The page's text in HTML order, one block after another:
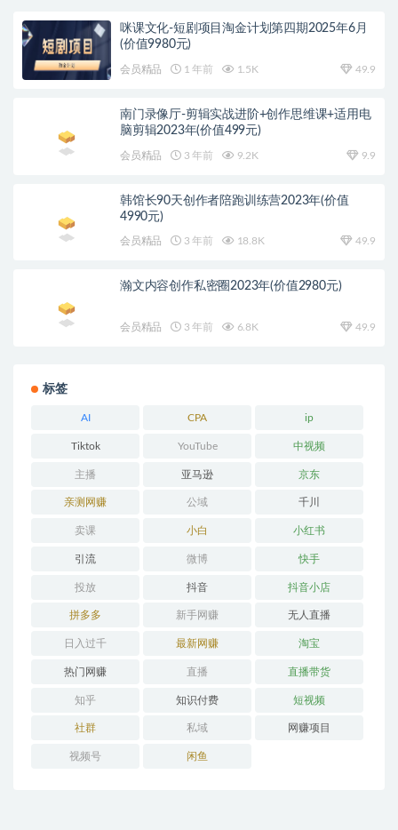
咪课文化-短剧项目淘金计划第四期2025年6月
(价值9980元)
会员精品 1 年前 1.5K 49.9
南门录像厅-剪辑实战进阶+创作思维课+适用电
脑剪辑2023年(价值499元)
会员精品 3 年前 9.2K 9.9
韩馆长90天创作者陪跑训练营2023年(价值
4990元)
会员精品 3 年前 18.8K 49.9
瀚文内容创作私密圈2023年(价值2980元)
会员精品 3 年前 6.8K 49.9
标签
AI CPA ip
Tiktok YouTube 中视频
主播 亚马逊 京东
亲测网赚 公域 千川
卖课 小白 小红书
引流 微博 快手
投放 抖音 抖音小店
拼多多 新手网赚 无人直播
日入过千 最新网赚 淘宝
热门网赚 直播 直播带货
知乎 知识付费 短视频
社群 私域 网赚项目
视频号 闲鱼